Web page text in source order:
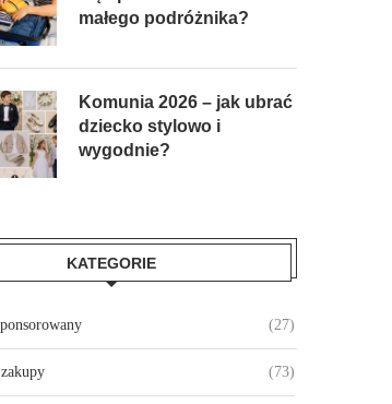
małego podróżnika?
Komunia 2026 – jak ubrać
dziecko stylowo i
wygodnie?
KATEGORIE
(27)
(73)